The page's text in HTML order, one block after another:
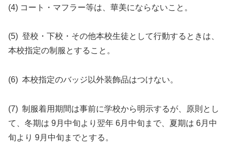
(4) コート・マフラー等は、華美にならないこと。
(5) 登校・下校・その他本校生徒として行動するときは、
本校指定の制服とすること。
(6) 本校指定のバッジ以外装飾品はつけない。
(7) 制服着用期間は事前に学校から明示するが、原則とし
て、冬期は 9月中旬より翌年 6月中旬まで、夏期は 6月中
旬より 9月中旬までとする。